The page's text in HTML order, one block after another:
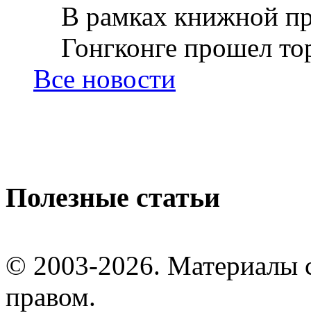
В рамках книжной
Гонгконге прошел
Все новости
Полезные статьи
© 2003-2026. Материалы
правом.